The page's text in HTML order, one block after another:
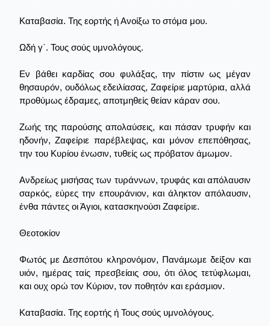
Καταβασία. Της εορτής ή Ανοίξω το στόμα μου.
Ωδή γ΄. Τους σούς υμνολόγους.
Εν βάθει καρδίας σου φυλάξας, την πίστιν ως μέγαν
θησαυρόν, ουδόλως εδειλίασας, Ζαφείριε μαρτύρια, αλλά
προθύμως έδραμες, αποτμηθείς θείαν κάραν σου.
Ζωής της παρούσης απολαύσεις, και πάσαν τρυφήν και
ηδονήν, Ζαφείριε παρέβλεψας, και μόνον επεπόθησας,
την του Κυρίου ένωσιν, τυθείς ως πρόβατον άμωμον.
Ανδρείως μισήσας των τυράννων, τρυφάς και απόλαυσιν
σαρκός, εύρες την επουράνιον, και άληκτον απόλαυσιν,
ένθα πάντες οι Άγιοι, κατασκηνούσι Ζαφείριε.
Θεοτοκίον
Φωτός με Δεσπότου κληρονόμον, Πανάμωμε δείξον και
υιόν, ημέρας ταίς πρεσβείαις σου, ότι όλος τετύφλωμαι,
και ουχ ορώ τον Κύριον, τον ποθητόν και εράσμιον.
Καταβασία. Της εορτής ή Τους σούς υμνολόγους.